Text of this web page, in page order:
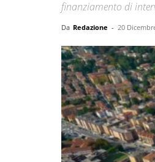
finanziamento di
Da Redazione - 20